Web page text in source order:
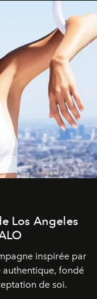
Los Angeles
inspirée par
authentique, fondé
de soi.